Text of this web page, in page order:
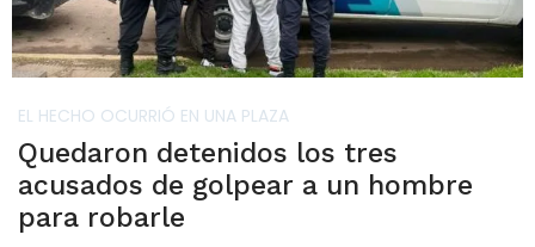
EL HECHO OCURRIÓ EN UNA PLAZA
Quedaron detenidos los tres
acusados de golpear a un hombre
para robarle